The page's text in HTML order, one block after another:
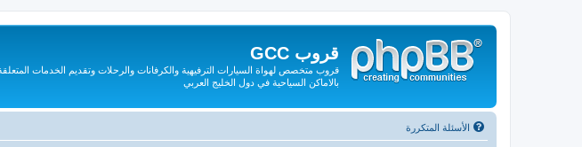
قروب GCC
قروب متخصص لهواة السيارات الترفيهية والكرفانات والرحلات وتقديم الخدمات
بالاماكن السياحية في دول الخليج العربي
الأسئلة المتكررة